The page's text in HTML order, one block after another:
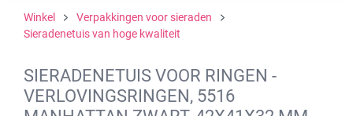
Winkel
Verpakkingen voor sieraden
Sieradenetuis van hoge kwaliteit
SIERADENETUIS VOOR RINGEN -
VERLOVINGSRINGEN, 5516